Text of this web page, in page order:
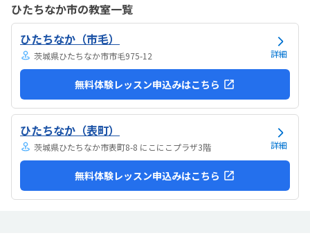
ひたちなか市の教室一覧
ひたちなか（市毛）
茨城県ひたちなか市市毛975-12 詳細
無料体験レッスン申込みはこちら
ひたちなか（表町）
茨城県ひたちなか市表町8-8 にこにこプラザ3階 詳細
無料体験レッスン申込みはこちら